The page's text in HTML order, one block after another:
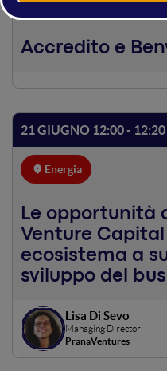
Energia
Accredito e
21 GIUGNO 12:00 - 12:20
Energia
Le opportunità
Venture Capital
ecosistema a
sviluppo del
Lisa Di Sevo
Managing Director
PranaVentures